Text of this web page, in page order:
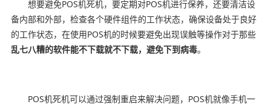
想要避免POS机死机，要定期对POS机进行保养，还要清洁设
备内部和外部，检查各个硬件组件的工作状态，确保设备处于良好
的工作状态，在使用POS机的时候要避免出现误触等操作对于那些
乱七八糟的软件能不下载就不下载，避免下到病毒。
POS机死机可以通过强制重启来解决问题，POS机就像手机一